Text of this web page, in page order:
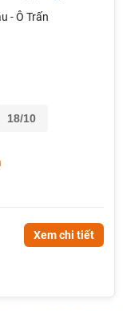
- Ô Trấn
18/10
Xem chi tiết